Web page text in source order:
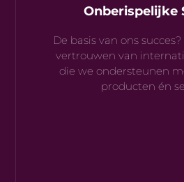
Onberispelijke
De basis van ons
vertrouwen van
die we ondersteunen
producten én